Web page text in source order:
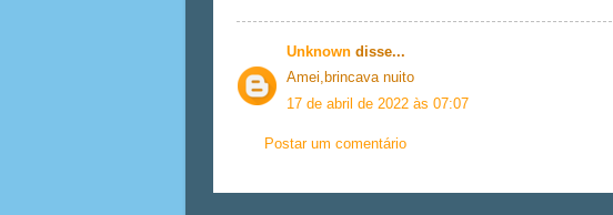
Unknown disse...
Amei,brincava nuito
17 de abril de 2022 às 07:07
Postar um comentário